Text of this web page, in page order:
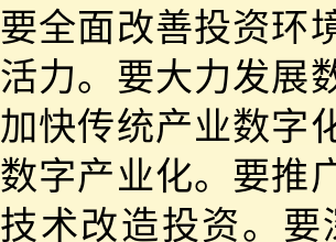
要全面改善投资环
活力。要大力发展
加快传统产业数字
数字产业化。要推
技术改造投资。